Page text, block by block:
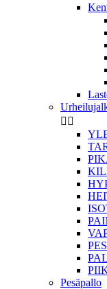
 
Pesäpallo